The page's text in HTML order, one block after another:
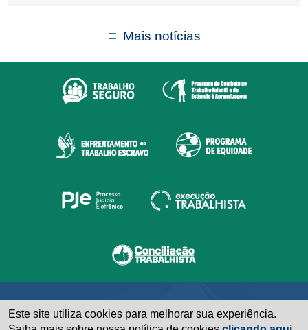
Mais notícias
Este site utiliza cookies para melhorar sua experiência.